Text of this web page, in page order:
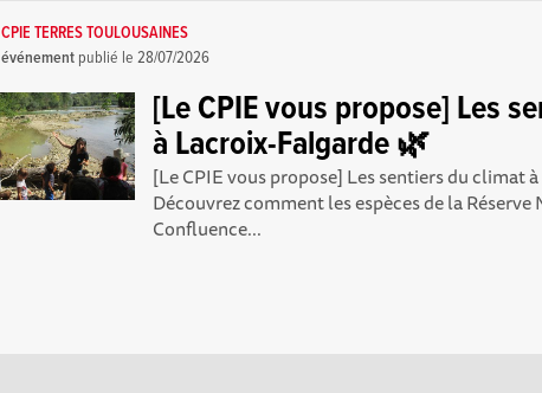
CPIE TERRES TOULOUSAINES
événement publié le28/07/2026
[Le CPIE vous propose] Les
à Lacroix-Falgarde 🌿
[Le CPIE vous propose] Les sentiers du climat
Découvrez comment les espèces de la
Confluence...